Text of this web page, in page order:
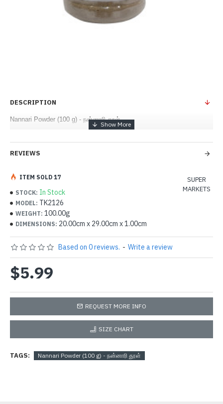
DESCRIPTION
Nannari Powder (100 g) - நன்னாரி தூள்
REVIEWS
STOCK: In Stock
MODEL: TK2126
WEIGHT: 100.00g
DIMENSIONS: 20.00cm x 29.00cm x 1.00cm
SUPER
MARKETS
ITEM SOLD 17
Based on 0 reviews. - Write a review
$5.99
REQUEST MORE INFO
SIZE CHART
TAGS: Nannari Powder (100 g) - நன்னாரி தூள்